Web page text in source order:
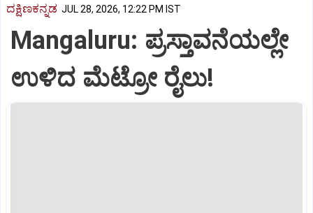
ದಕ್ಷಿಣಕನ್ನಡ JUL 28, 2026, 12:22 PM IST
Mangaluru: ಪ್ರಸ್ತಾವನೆಯಲ್ಲೇ
ಉಳಿದ ಮೆಟ್ರೋ ರೈಲು!